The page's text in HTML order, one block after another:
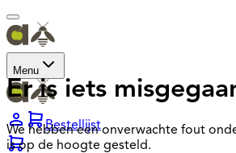
Menu
Bestellijst
Er is iets
We hebben een onverwachte fout
is op de hoogte gesteld.